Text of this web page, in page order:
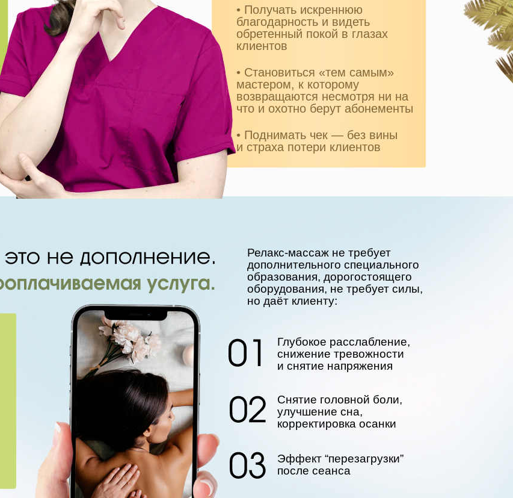
• Получать искреннюю
благодарность и видеть
обретенный покой в глазах
клиентов
• Поднимать чек — без вины
и страха потери клиентов
• Становиться «тем самым»
мастером, к которому
возвращаются несмотря ни на
что и охотно берут абонементы
Эффект “перезагрузки”
после сеанса
Снятие головной боли,
улучшение сна,
корректировка осанки
Глубокое расслабление,
снижение тревожности
и снятие напряжения
Релакс-массаж не требует
дополнительного специального
образования, дорогостоящего
оборудования, не требует силы,
но даёт клиенту: